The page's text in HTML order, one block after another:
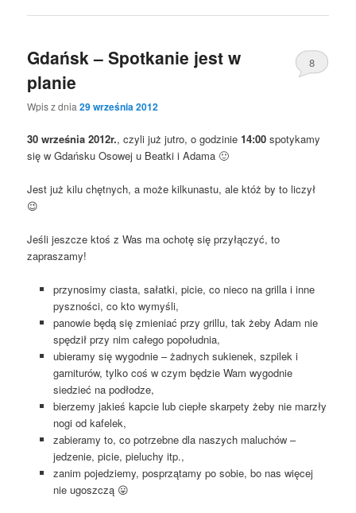
Gdańsk – Spotkanie jest w
planie
Wpis z dnia29 września 2012
8
30 września 2012r., czyli już jutro, o godzinie14:00 spotykamy
się w Gdańsku Osowej u Beatki i Adama 🙂
Jest już kilu chętnych, a może kilkunastu, ale któż by to liczył
😉
Jeśli jeszcze ktoś z Was ma ochotę się przyłączyć, to
zapraszamy!
przynosimy ciasta, sałatki, picie, co nieco na grilla i inne
pyszności, co kto wymyśli,
panowie będą się zmieniać przy grillu, tak żeby Adam nie
spędził przy nim całego popołudnia,
ubieramy się wygodnie – żadnych sukienek, szpilek i
garniturów, tylko coś w czym będzie Wam wygodnie
siedzieć na podłodze,
bierzemy jakieś kapcie lub ciepłe skarpety żeby nie marzły
nogi od kafelek,
zabieramy to, co potrzebne dla naszych maluchów –
jedzenie, picie, pieluchy itp.,
zanim pojedziemy, posprzątamy po sobie, bo nas więcej
nie ugoszczą 😛